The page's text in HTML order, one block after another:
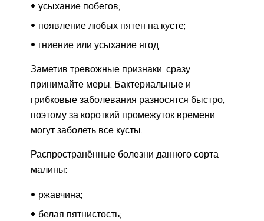
усыхание побегов;
появление любых пятен на кусте;
гниение или усыхание ягод.
Заметив тревожные признаки, сразу
принимайте меры. Бактериальные и
грибковые заболевания разносятся быстро,
поэтому за короткий промежуток времени
могут заболеть все кусты.
Распространённые болезни данного сорта
малины:
ржавчина;
белая пятнистость;